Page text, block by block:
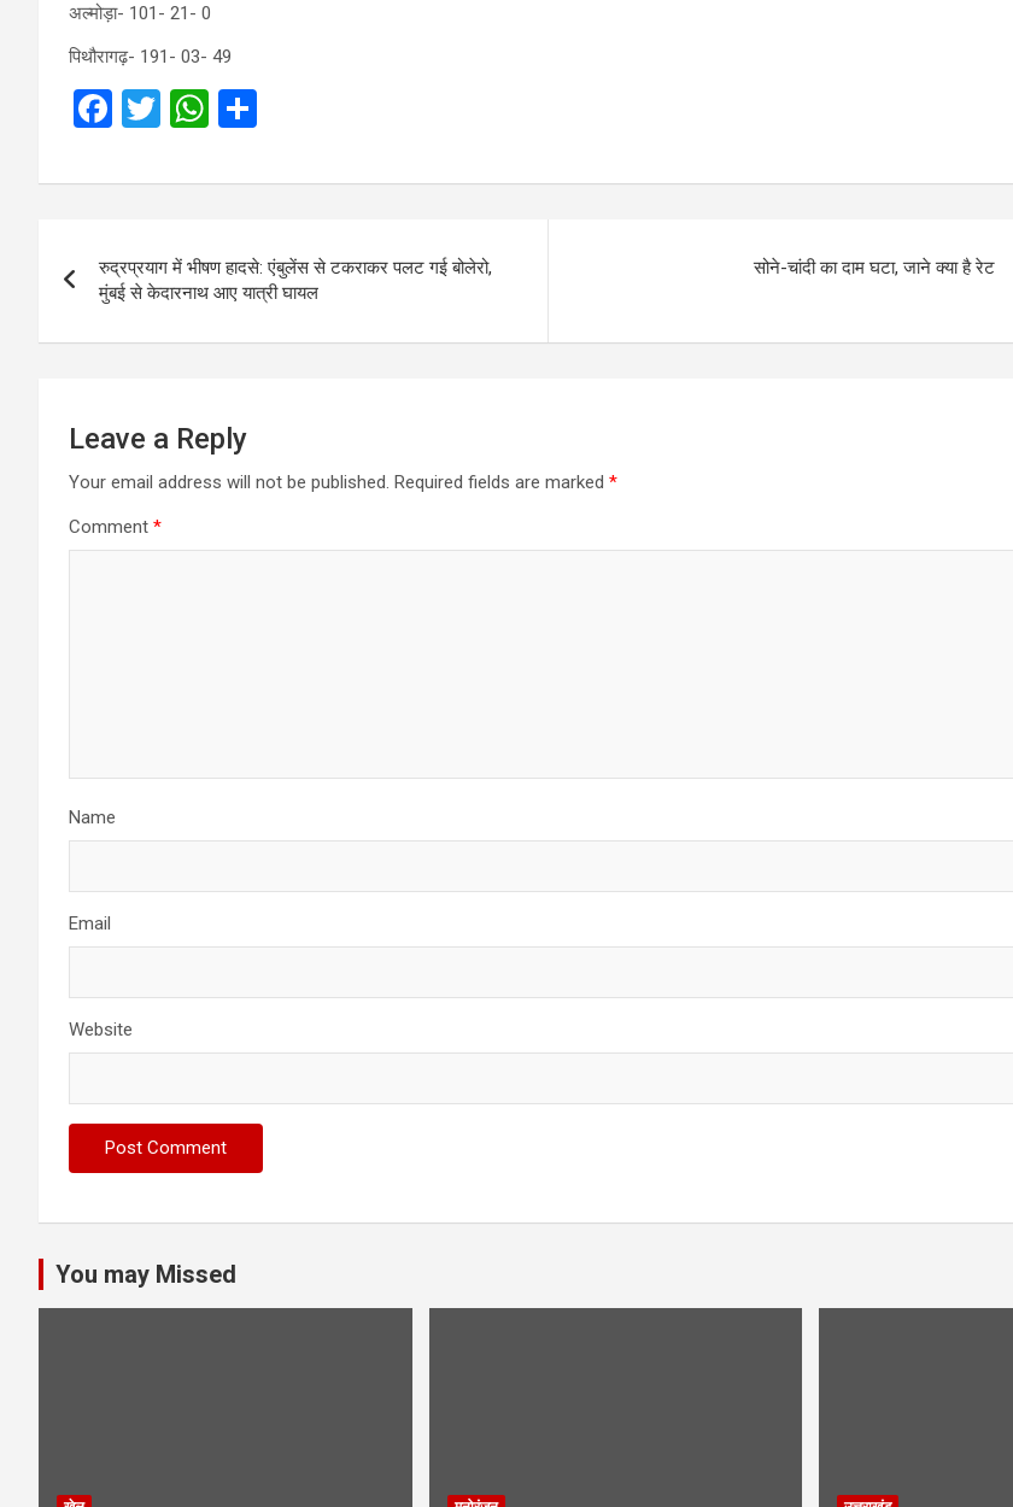
अल्मोड़ा- 101- 21- 0
पिथौरागढ़- 191- 03- 49
F
ce
o
o
k
T
tt
W
at
A
p
p
ar
navigation
रुद्रप्रयाग में भीषण हादसे: एंबुलेंस से टकराकर पलट गई बोलेरो,
मुंबई से केदारनाथ आए यात्री घायल
सोने-चांदी का दाम घटा, जाने क्या है रेट
Leave a Reply
Your email address will not be published. Required fields are marked *
Comment *
Name
Email
Website
You may Missed